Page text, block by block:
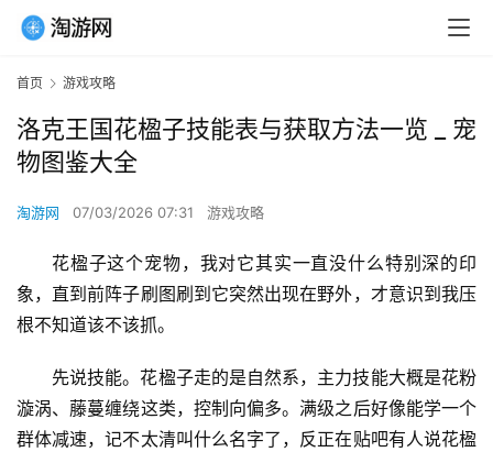
首页 游戏攻略
洛克王国花楹子技能表与获取方法一览 _ 宠
物图鉴大全
淘游网 07/03/2026 07:31 游戏攻略
花楹子这个宠物，我对它其实一直没什么特别深的印
象，直到前阵子刷图刷到它突然出现在野外，才意识到我压
根不知道该不该抓。
先说技能。花楹子走的是自然系，主力技能大概是花粉
漩涡、藤蔓缠绕这类，控制向偏多。满级之后好像能学一个
群体减速，记不太清叫什么名字了，反正在贴吧有人说花楹